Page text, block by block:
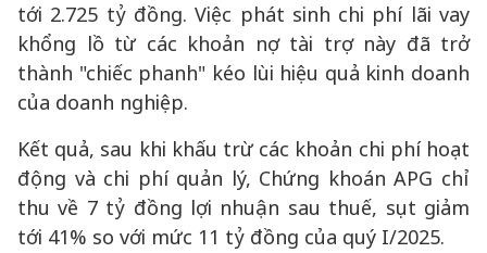
tới 2.725 tỷ đồng. Việc phát sinh chi phí lãi vay
khổng lồ từ các khoản nợ tài trợ này đã trở
thành "chiếc phanh" kéo lùi hiệu quả kinh doanh
của doanh nghiệp.
Kết quả, sau khi khấu trừ các khoản chi phí hoạt
động và chi phí quản lý, Chứng khoán APG chỉ
thu về 7 tỷ đồng lợi nhuận sau thuế, sụt giảm
tới 41% so với mức 11 tỷ đồng của quý I/2025.